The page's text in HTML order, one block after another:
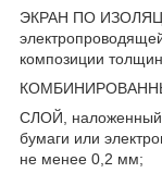
ЭКРАН ПО
композиции
СЛОЙ, наложенный
бумаги или
не менее 0,2 мм;